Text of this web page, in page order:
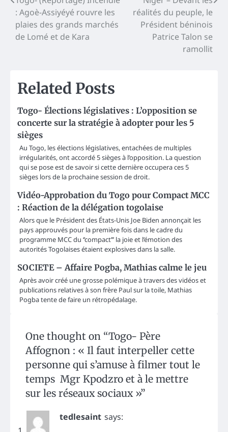
navigation
: Agoè-Assiyéyé rouvre les
plaies des grands marchés
de Lomé et de Kara
réalités du peuple, le
Président béninois
Patrice Talon se
ramollit
Related Posts
Togo- Élections législatives : L’opposition se
concerte sur la stratégie à adopter pour les 5
sièges
Au Togo, les élections législatives, entachées de multiples
irrégularités, ont accordé 5 sièges à l’opposition. La question
qui se pose est de savoir si cette dernière occupera ces 5
sièges lors de la prochaine session de droit.
Vidéo-Approbation du Togo pour Compact MCC
: Réaction de la délégation togolaise
Alors que le Président des États-Unis Joe Biden annonçait les
pays approuvés pour la première fois dans le cadre du
programme MCC du ‘’compact’’’ la joie et l’émotion des
autorités Togolaises étaient explosives dans la salle.
SOCIETE – Affaire Pogba, Mathias calme le jeu
Après avoir créé une grosse polémique à travers des vidéos et
publications relatives à son frère Paul sur la toile, Mathias
Pogba tente de faire un rétropédalage.
One thought on “Togo- Père
Affognon : « Il faut interpeller cette
personne qui s’amuse à filmer tout le
temps Mgr Kpodzro et à le mettre
sur les réseaux sociaux »”
tedlesaint says: